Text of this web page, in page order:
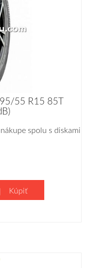
55 R15 85T
spolu s diskami
Kúpiť